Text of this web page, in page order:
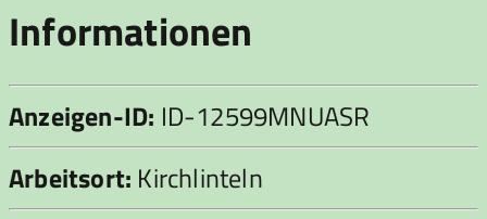
Informationen
Anzeigen-ID: ID-12599MNUASR
Arbeitsort: Kirchlinteln